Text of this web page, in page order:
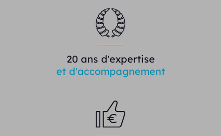
20 ans d'expertise
et d'accompagnement